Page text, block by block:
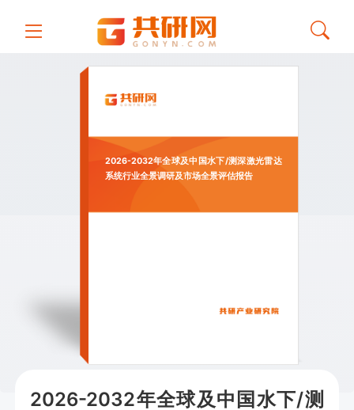
2026-2032年全球及中国水下/测深激光雷达
系统行业全景调研及市场全景评估报告
2026-2032年全球及中国水下/测